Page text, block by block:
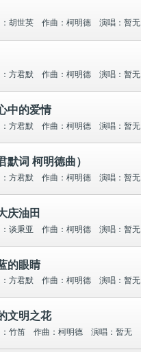
胡世英 作曲：柯明德 演唱：暂无
方君默 作曲：柯明德 演唱：暂无
中的爱情
方君默 作曲：柯明德 演唱：暂无
默词 柯明德曲）
方君默 作曲：柯明德 演唱：暂无
庆油田
谈秉亚 作曲：柯明德 演唱：暂无
的眼睛
方君默 作曲：柯明德 演唱：暂无
文明之花
竹笛 作曲：柯明德 演唱：暂无